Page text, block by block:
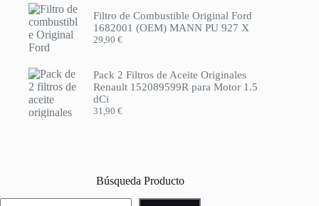
Filtro de Combustible Original Ford
1682001 (OEM) MANN PU 927 X
29,90 €
Pack 2 Filtros de Aceite Originales
Renault 152089599R para Motor 1.5
dCi
31,90 €
Búsqueda Producto